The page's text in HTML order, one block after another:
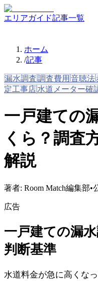
エリアガイド記事一覧
ホーム
/記事
漏水調査調査費用 音聴法
定工事店水道メーター確
一戸建ての
くら？調査
解説
著者: Room Match編集部•
広告
一戸建ての漏
判断基準
水道料金が急に高くな